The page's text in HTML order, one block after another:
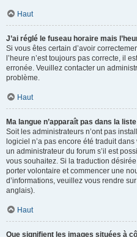
Haut
J’ai réglé le fuseau horaire mais
Si vous êtes certain d’avoir
l’heure n’est toujours pas correcte, il
erronée. Veuillez contacter un
problème.
Haut
Ma langue n’apparaît pas dans la
Soit les administrateurs n’ont pas
logiciel n’a pas encore été traduit
un administrateur du forum s’il est
vous souhaitez. Si la traduction
porter volontaire et commencer une
d’informations, veuillez vous rendre sur
anglais).
Haut
Que signifient les images situées à